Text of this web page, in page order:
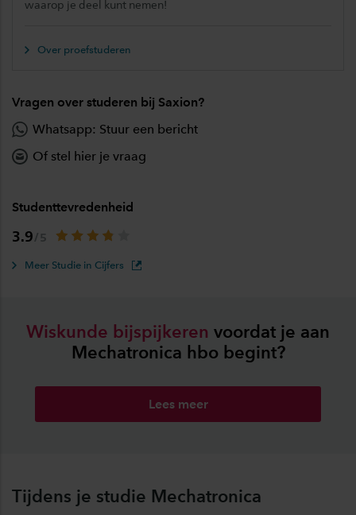
waarop je deel kunt nemen!
Over proefstuderen
Vragen over studeren bij Saxion?
Whatsapp: Stuur een bericht
Of stel hier je vraag
Studenttevredenheid
3.9
Meer Studie in Cijfers
Wiskunde bijspijkeren voordat je aan
Mechatronica hbo begint?
Lees meer
Tijdens je studie Mechatronica